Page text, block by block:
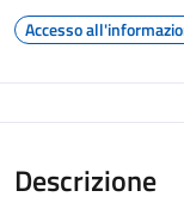
Accesso
Descrizione